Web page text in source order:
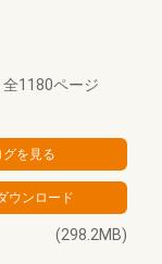
全1180ページ
(298.2MB)